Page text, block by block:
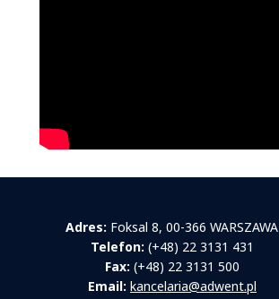
Adres: Foksal 8, 00-366 WARSZAWA
Telefon: (+48) 22 3131 431
Fax: (+48) 22 3131 500
Email: kancelaria@adwent.pl